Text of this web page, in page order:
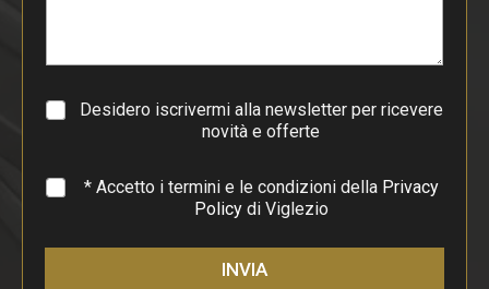
g
a
f
Desidero iscrivermi alla newsletter per ricevere
novità e offerte
* * Accetto i termini e le condizioni della Privacy
Policydi Viglezio
INVIA